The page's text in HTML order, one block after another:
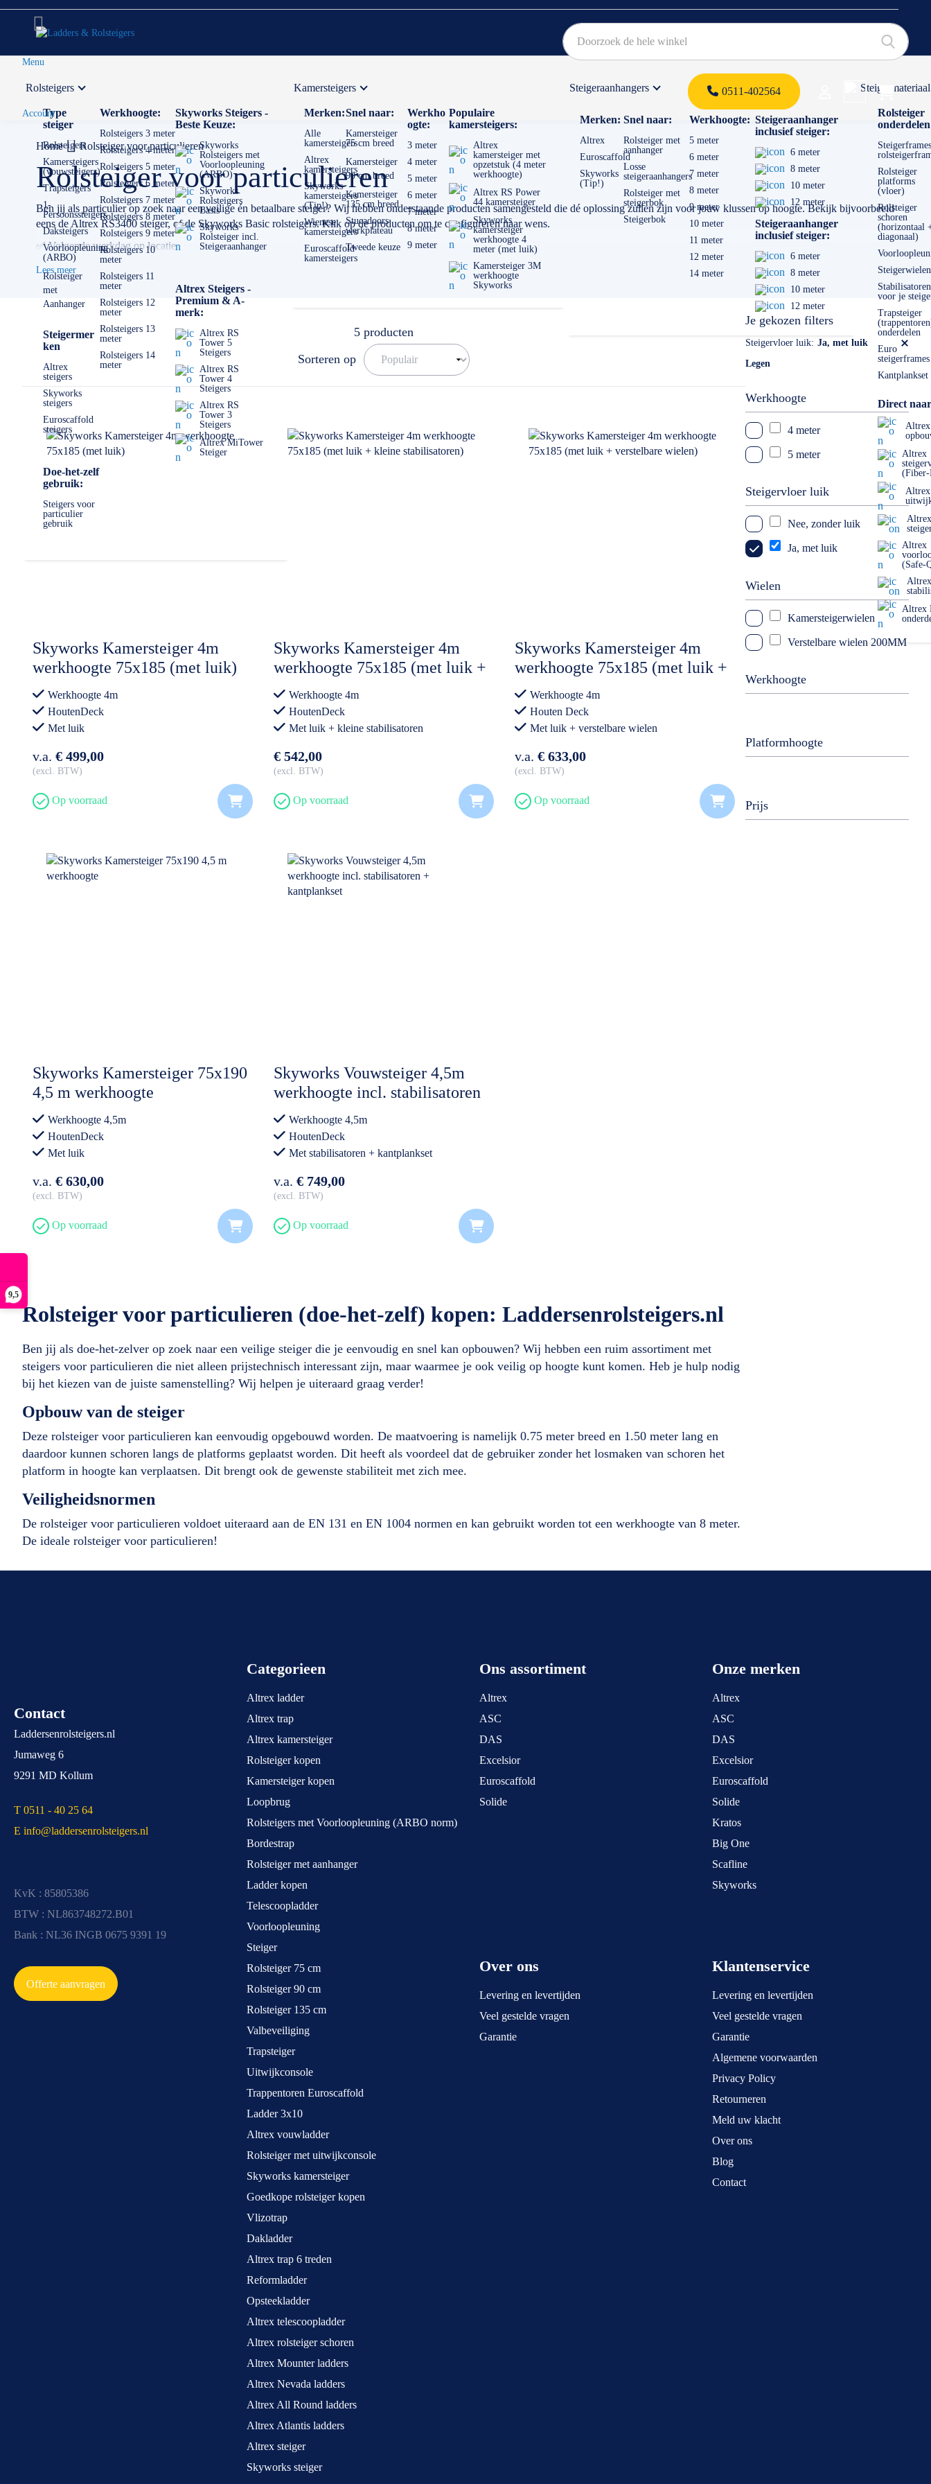
9,5
0511-402564
Menu
Rolsteigers
Type
steiger
Rolsteigers
Kamersteigers
(vouwsteigers)
Trapsteigers
1-
Persoonssteigers
Daksteigers
Voorloopleuning
(ARBO)
Rolsteiger
met
Aanhanger
Steigermer
ken
Altrex
steigers
Skyworks
steigers
Euroscaffold
steigers
Doe-het-zelf
gebruik:
Steigers voor
particulier
gebruik
Werkhoogte:
Rolsteigers 3 meter
Rolsteigers 4 meter
Rolsteigers 5 meter
Rolsteigers 6 meter
Rolsteigers 7 meter
Rolsteigers 8 meter
Rolsteigers 9 meter
Rolsteigers 10
meter
Rolsteigers 11
meter
Rolsteigers 12
meter
Rolsteigers 13
meter
Rolsteigers 14
meter
Skyworks Steigers -
Beste Keuze:
Skyworks
Rolsteigers met
Voorloopleuning
(ARBO)
Skyworks
Rolsteigers
Basis
Skyworks
Rolsteiger incl.
Steigeraanhanger
Altrex Steigers -
Premium & A-
merk:
Altrex RS
Tower 5
Steigers
Altrex RS
Tower 4
Steigers
Altrex RS
Tower 3
Steigers
Altrex MiTower
Steiger
Kamersteigers
Merken:
Alle
kamersteigers
Altrex
kamersteigers
Skyworks
kamersteigers
(Tip!)
Wienese
kamersteigers
Euroscaffold
kamersteigers
Snel naar:
Kamersteiger
75 cm breed
Kamersteiger
90 cm breed
Kamersteiger
135 cm breed
Stucadoors
werkplateau
Tweede keuze
Werkho
ogte:
3 meter
4 meter
5 meter
6 meter
7 meter
8 meter
9 meter
Populaire
kamersteigers:
Altrex
kamersteiger met
opzetstuk (4 meter
werkhoogte)
Altrex RS Power
44 kamersteiger
Skyworks
kamersteiger
werkhoogte 4
meter (met luik)
Kamersteiger 3M
werkhoogte
Skyworks
Steigeraanhangers
Merken:
Altrex
Euroscaffold
Skyworks
(Tip!)
Snel naar:
Rolsteiger met
aanhanger
Losse
steigeraanhangers
Rolsteiger met
steigerbok
Steigerbok
Werkhoogte:
5 meter
6 meter
7 meter
8 meter
9 meter
10 meter
11 meter
12 meter
14 meter
Steigeraanhanger
inclusief steiger:
6 meter
8 meter
10 meter
12 meter
Steigeraanhanger
inclusief steiger:
6 meter
8 meter
10 meter
12 meter
Steigermateriaal
Rolsteiger
Rolsteiger
platforms
(vloer)
Rolsteiger
schoren
(horizontaal
diagonaal)
Steigerwielen
Stabilisatoren
voor je
Trapsteiger
onderdelen
Euro
steigerframes
Kantplankset
Direct
Altrex
Altrex
Altrex
Altrex
Altrex
(Safe-
Altrex
Altrex
Account
Home Rolsteiger voor particulieren
Rolsteiger voor particulieren
Ben jij als particulier op zoek naar een veilige én betaalbare steiger? Wij hebben onderstaande producten samengesteld die dé oplossing zullen zijn voor jouw klussen op hoogte. Bekijk bijvoorbeeld
eens de Altrex RS3400 steiger, of de Skyworks Basic rolsteigers. Klik op de producten om te configureren naar wens.
✅ Volgende werkdag op locatie
✅ Meedenkende klantenservice
✅0511- 40 25 64, ofmail
Lees meer
5producten
Sorteren op
Skyworks Kamersteiger 4m
werkhoogte 75x185 (met luik)
Werkhoogte 4m
HoutenDeck
Met luik
v.a. € 499,00
excl. BTW
Op voorraad
Skyworks Kamersteiger 4m
werkhoogte 75x185 (met luik +
kleine stabilisatoren)
Werkhoogte 4m
HoutenDeck
Met luik + kleine stabilisatoren
€ 542,00
excl. BTW
Op voorraad
Skyworks Kamersteiger 4m
werkhoogte 75x185 (met luik +
verstelbare wielen)
Werkhoogte 4m
Houten Deck
Met luik + verstelbare wielen
v.a. € 633,00
excl. BTW
Op voorraad
Skyworks Kamersteiger 75x190
4,5 m werkhoogte
Werkhoogte 4,5m
HoutenDeck
Met luik
v.a. € 630,00
excl. BTW
Op voorraad
Skyworks Vouwsteiger 4,5m
werkhoogte incl. stabilisatoren
+ kantplankset
Werkhoogte 4,5m
HoutenDeck
Met stabilisatoren + kantplankset
v.a. € 749,00
excl. BTW
Op voorraad
Rolsteiger voor particulieren (doe-het-zelf) kopen: Laddersenrolsteigers.nl
Ben jij als doe-het-zelver op zoek naar een veilige steiger die je eenvoudig en snel kan opbouwen? Wij hebben een ruim assortiment met
steigers voor particulieren die niet alleen prijstechnisch interessant zijn, maar waarmee je ook veilig op hoogte kunt komen. Heb je hulp nodig
bij het kiezen van de juiste samenstelling? Wij helpen je uiteraard graag verder!
Opbouw van de steiger
Deze rolsteiger voor particulieren kan eenvoudig opgebouwd worden. De maatvoering is namelijk 0.75 meter breed en 1.50 meter lang en
daardoor kunnen schoren langs de platforms geplaatst worden. Dit heeft als voordeel dat de gebruiker zonder het losmaken van schoren het
platform in hoogte kan verplaatsen. Dit brengt ook de gewenste stabiliteit met zich mee.
Veiligheidsnormen
De rolsteiger voor particulieren voldoet uiteraard aan de EN 131 en EN 1004 normen en kan gebruikt worden tot een werkhoogte van 8 meter.
De ideale rolsteiger voor particulieren!
Je gekozen filters
Steigervloer luik
Ja, met luik
Legen
Werkhoogte
4 meter
5 meter
Steigervloer luik
Nee, zonder luik
Ja, met luik
Wielen
Kamersteigerwielen
Verstelbare wielen 200MM
Werkhoogte
Platformhoogte
Prijs
Contact
Laddersenrolsteigers.nl
Jumaweg 6
9291 MD Kollum
T 0511 - 40 25 64
E info@laddersenrolsteigers.nl
KvK : 85805386
BTW : NL863748272.B01
Bank : NL36 INGB 0675 9391 19
Offerte aanvragen
Categorieen
Altrex ladder
Altrex trap
Altrex kamersteiger
Rolsteiger kopen
Kamersteiger kopen
Loopbrug
Rolsteigers met Voorloopleuning (ARBO norm)
Bordestrap
Rolsteiger met aanhanger
Ladder kopen
Telescoopladder
Voorloopleuning
Steiger
Rolsteiger 75 cm
Rolsteiger 90 cm
Rolsteiger 135 cm
Valbeveiliging
Trapsteiger
Uitwijkconsole
Trappentoren Euroscaffold
Ladder 3x10
Altrex vouwladder
Rolsteiger met uitwijkconsole
Skyworks kamersteiger
Goedkope rolsteiger kopen
Vlizotrap
Dakladder
Altrex trap 6 treden
Reformladder
Opsteekladder
Altrex telescoopladder
Altrex rolsteiger schoren
Altrex Mounter ladders
Altrex Nevada ladders
Altrex All Round ladders
Altrex Atlantis ladders
Altrex steiger
Skyworks steiger
Ons assortiment
Altrex
ASC
DAS
Excelsior
Euroscaffold
Solide
Onze merken
Altrex
ASC
DAS
Excelsior
Euroscaffold
Solide
Kratos
Big One
Scafline
Skyworks
Over ons
Levering en levertijden
Veel gestelde vragen
Garantie
Klantenservice
Levering en levertijden
Veel gestelde vragen
Garantie
Algemene voorwaarden
Privacy Policy
Retourneren
Meld uw klacht
Over ons
Blog
Contact